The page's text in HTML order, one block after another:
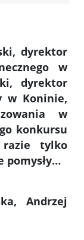
dyrektor
w
dyrektor
w Koninie,
w
konkursu
tylko
pomysły…
Andrzej